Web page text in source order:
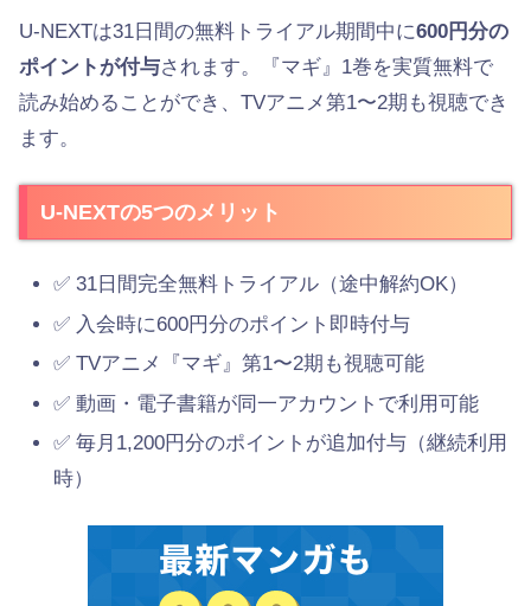
U-NEXTは31日間の無料トライアル期間中に600円分の
ポイントが付与されます。『マギ』1巻を実質無料で
読み始めることができ、TVアニメ第1〜2期も視聴でき
ます。
U-NEXTの5つのメリット
✅ 31日間完全無料トライアル（途中解約OK）
✅ 入会時に600円分のポイント即時付与
✅ TVアニメ『マギ』第1〜2期も視聴可能
✅ 動画・電子書籍が同一アカウントで利用可能
✅ 毎月1,200円分のポイントが追加付与（継続利用
時）